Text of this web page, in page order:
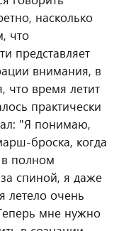
насколько
что
представляет
внимания, в
что время летит
практически
"Я понимаю,
броска, когда
полном
спиной, я даже
летело очень
мне нужно